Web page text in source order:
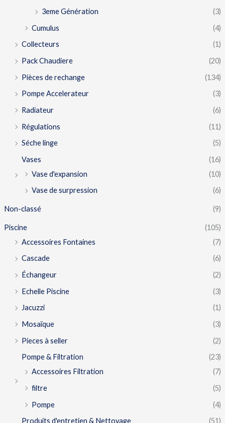
3eme Génération
(3)
Cumulus
(4)
Collecteurs
(1)
Pack Chaudiere
(20)
Pièces de rechange
(134)
Pompe Accelerateur
(3)
Radiateur
(6)
Régulations
(11)
Séche linge
(5)
Vases
(16)
Vase d'expansion
(10)
Vase de surpression
(6)
Non-classé (9)
Piscine
(105)
Accessoires Fontaines
(7)
Cascade
(6)
Échangeur
(2)
Echelle Piscine
(3)
Jacuzzi
(1)
Mosaïque
(3)
Pieces à seller
(2)
Pompe & Filtration
(23)
Accessoires Filtration
(7)
filtre
(5)
Pompe
(4)
Produits d'entretien & Nettoyage
(51)